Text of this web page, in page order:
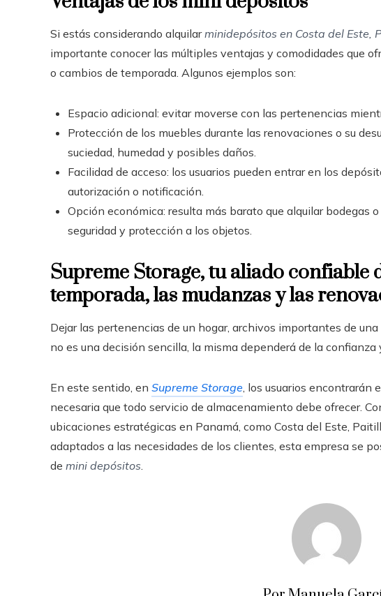
Si estás considerando alquilarminidepósitos en Costa del Este,
importante conocer las múltiples ventajas y comodidades que
o cambios de temporada. Algunos ejemplos son:
Espacio adicional: evitar moverse con las pertenencias
Protección de los muebles durante las renovaciones o su
suciedad, humedad y posibles daños.
Facilidad de acceso: los usuarios pueden entrar en los
autorización o notificación.
Opción económica: resulta más barato que alquilar bodegas
seguridad y protección a los objetos.
Supreme Storage, tu aliado confiable
temporada, las mudanzas y las
Dejar las pertenencias de un hogar, archivos importantes de
no es una decisión sencilla, la misma dependerá de la
En este sentido, en Supreme Storage, los usuarios encontrarán
necesaria que todo servicio de almacenamiento debe ofrecer.
ubicaciones estratégicas en Panamá, como Costa del Este,
adaptados a las necesidades de los clientes, esta empresa se
de mini depósitos.